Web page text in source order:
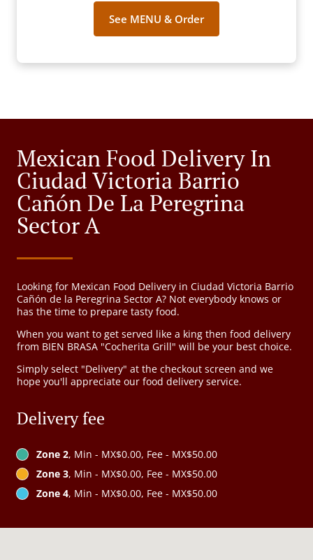
See MENU & Order
Mexican Food Delivery In
Ciudad Victoria Barrio
Cañón De La Peregrina
Sector A
Looking for Mexican Food Delivery in Ciudad Victoria Barrio
Cañón de la Peregrina Sector A? Not everybody knows or
has the time to prepare tasty food.
When you want to get served like a king then food delivery
from BIEN BRASA "Cocherita Grill" will be your best choice.
Simply select "Delivery" at the checkout screen and we
hope you'll appreciate our food delivery service.
Delivery fee
Zone 2, Min - MX$0.00, Fee - MX$50.00
Zone 3, Min - MX$0.00, Fee - MX$50.00
Zone 4, Min - MX$0.00, Fee - MX$50.00